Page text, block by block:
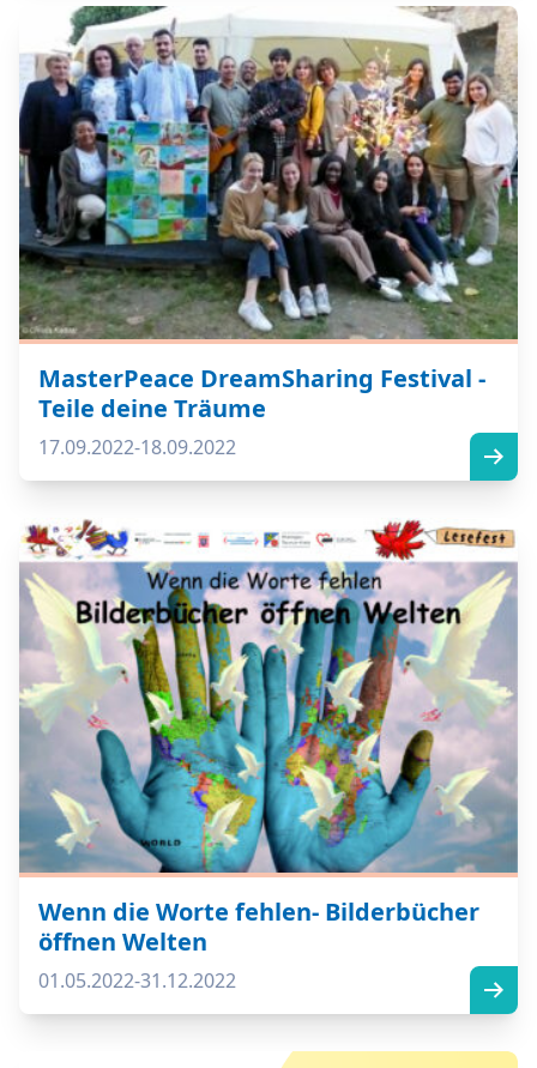
MasterPeace DreamSharing Festival -
Teile deine Träume
17.09.2022-18.09.2022
Wenn die Worte fehlen- Bilderbücher
öffnen Welten
01.05.2022-31.12.2022